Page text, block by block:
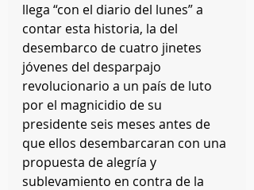
llega “con el diario del lunes” a
contar esta historia, la del
desembarco de cuatro jinetes
jóvenes del desparpajo
revolucionario a un país de luto
por el magnicidio de su
presidente seis meses antes de
que ellos desembarcaran con una
propuesta de alegría y
sublevamiento en contra de la